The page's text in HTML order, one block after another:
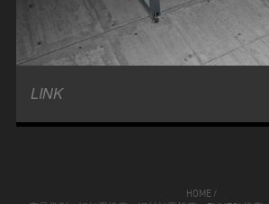
LINK
HOME /